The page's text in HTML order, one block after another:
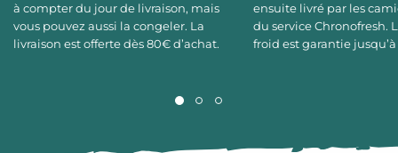
à compter du jour de livraison, mais
vous pouvez aussi la congeler. La
livraison est offerte dès 80€ d’achat.
ensuite livré par les
du service Chronofresh.
froid est garantie